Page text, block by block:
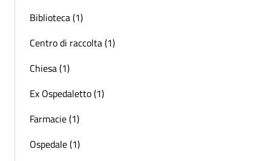
Biblioteca (1)
Centro di raccolta (1)
Chiesa (1)
Ex Ospedaletto (1)
Farmacie (1)
Ospedale (1)